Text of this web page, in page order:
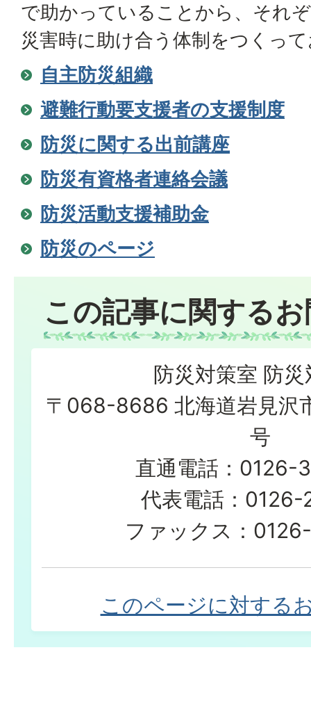
で助かっていることから、それ
災害時に助け合う体制をつくっ
自主防災組織
避難行動要支援者の支援制度
防災に関する出前講座
防災有資格者連絡会議
防災活動支援補助金
防災のページ
この記事に関する
防災対策室 防
〒068-8686 北海道岩見沢
号
直通電話：0126-
代表電話：0126-
ファックス：
このページに対する